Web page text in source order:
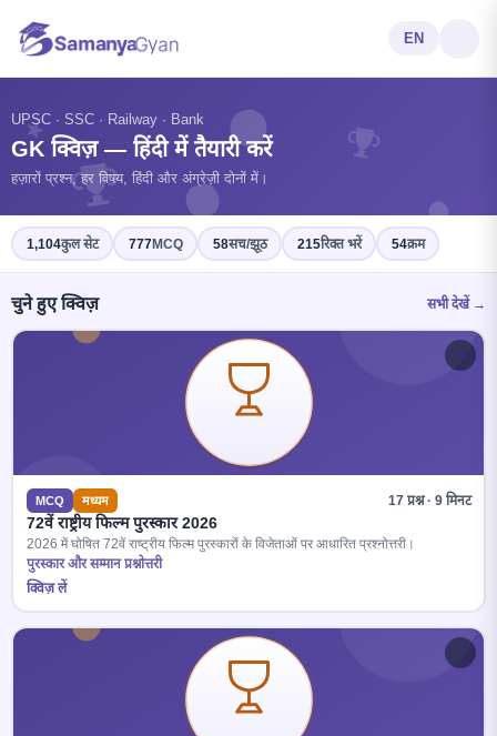
EN
UPSC · SSC · Railway · Bank
GK क्विज़ — हिंदी में तैयारी करें
हज़ारों प्रश्न, हर विषय, हिंदी और अंग्रेज़ी दोनों में।
1,104कुल सेट 777MCQ 58सच/झूठ 215रिक्त भरें 54क्रम
चुने हुए क्विज़ सभी देखें →
MCQ मध्यम 17 प्रश्न · 9 मिनट
72वें राष्ट्रीय फिल्म पुरस्कार 2026
2026 में घोषित 72वें राष्ट्रीय फिल्म पुरस्कारों के विजेताओं पर आधारित प्रश्नोत्तरी।
पुरस्कार और सम्मान प्रश्नोत्तरी
क्विज़ लें